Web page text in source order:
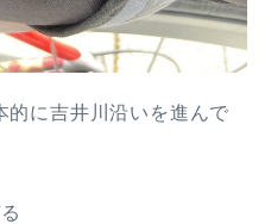
的に吉井川沿いを進んで